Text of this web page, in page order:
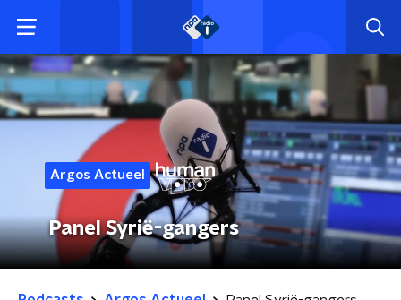
Argos Actueel
Panel Syrië-gangers